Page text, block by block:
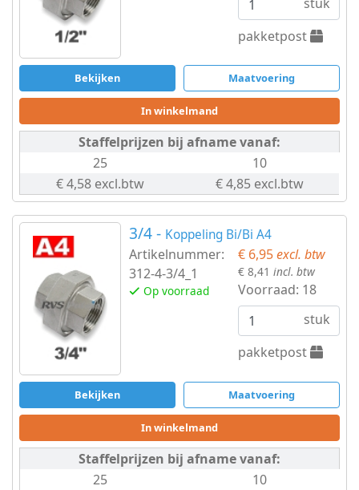
en
toebehoren
Kabel,
ketting,
toebeh.
Touw
-
Seilflechter
pakketpost
Bekijken Maatvoering
In winkelmand
Staffelprijzen bij afname vanaf:
25
10
€ 4,58 excl.btw
€ 4,85 excl.btw
3/4 - Koppeling Bi/Bi A4
Artikelnummer:
312-4-3/4_1
Op voorraad
€ 6,95excl. btw
€ 8,41 incl. btw
Voorraad: 18
stuk
pakketpost
Bekijken Maatvoering
In winkelmand
Staffelprijzen bij afname vanaf:
25
10